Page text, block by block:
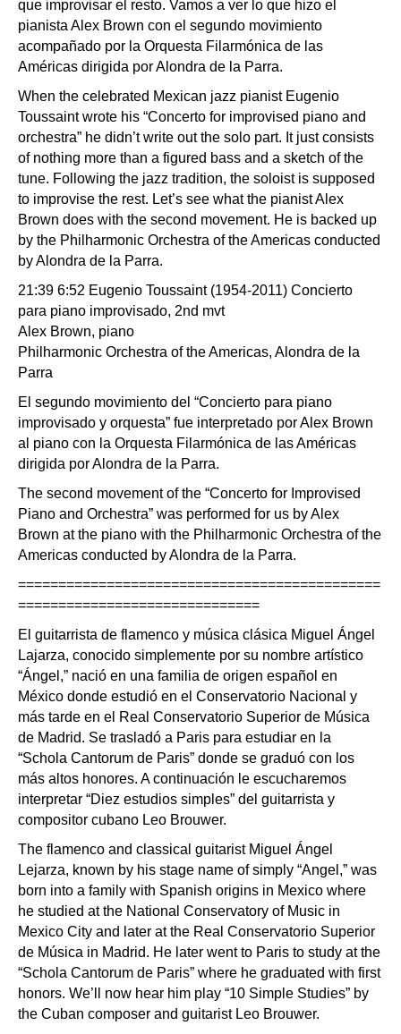
que improvisar el resto. Vamos a ver lo que hizo el
pianista Alex Brown con el segundo movimiento
acompañado por la Orquesta Filarmónica de las
Américas dirigida por Alondra de la Parra.
When the celebrated Mexican jazz pianist Eugenio
Toussaint wrote his “Concerto for improvised piano and
orchestra” he didn’t write out the solo part. It just consists
of nothing more than a figured bass and a sketch of the
tune. Following the jazz tradition, the soloist is supposed
to improvise the rest. Let’s see what the pianist Alex
Brown does with the second movement. He is backed up
by the Philharmonic Orchestra of the Americas conducted
by Alondra de la Parra.
21:39 6:52 Eugenio Toussaint (1954-2011) Concierto
para piano improvisado, 2nd mvt
Alex Brown, piano
Philharmonic Orchestra of the Americas, Alondra de la
Parra
El segundo movimiento del “Concierto para piano
improvisado y orquesta” fue interpretado por Alex Brown
al piano con la Orquesta Filarmónica de las Américas
dirigida por Alondra de la Parra.
The second movement of the “Concerto for Improvised
Piano and Orchestra” was performed for us by Alex
Brown at the piano with the Philharmonic Orchestra of the
Americas conducted by Alondra de la Parra.
=============================================
==============================
El guitarrista de flamenco y música clásica Miguel Ángel
Lajarza, conocido simplemente por su nombre artístico
“Ángel,” nació en una familia de origen español en
México donde estudió en el Conservatorio Nacional y
más tarde en el Real Conservatorio Superior de Música
de Madrid. Se trasladó a Paris para estudiar en la
“Schola Cantorum de Paris” donde se graduó con los
más altos honores. A continuación le escucharemos
interpretar “Diez estudios simples” del guitarrista y
compositor cubano Leo Brouwer.
The flamenco and classical guitarist Miguel Ángel
Lejarza, known by his stage name of simply “Angel,” was
born into a family with Spanish origins in Mexico where
he studied at the National Conservatory of Music in
Mexico City and later at the Real Conservatorio Superior
de Música in Madrid. He later went to Paris to study at the
“Schola Cantorum de Paris” where he graduated with first
honors. We’ll now hear him play “10 Simple Studies” by
the Cuban composer and guitarist Leo Brouwer.